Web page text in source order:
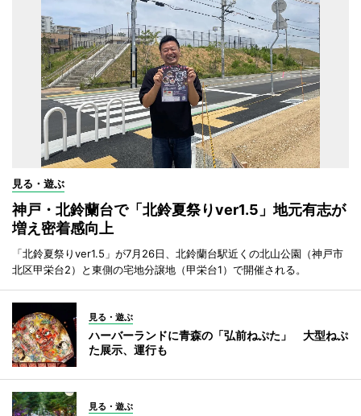
見る・遊ぶ
神戸・北鈴蘭台で「北鈴夏祭りver1.5」地元有志が
増え密着感向上
「北鈴夏祭りver1.5」が7月26日、北鈴蘭台駅近くの北山公園（神戸市
北区甲栄台2）と東側の宅地分譲地（甲栄台1）で開催される。
見る・遊ぶ
ハーバーランドに青森の「弘前ねぷた」 大型ねぷ
た展示、運行も
見る・遊ぶ